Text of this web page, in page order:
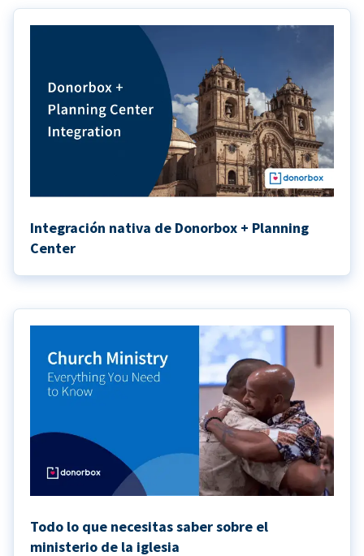
Integración nativa de Donorbox + Planning
Center
Todo lo que necesitas saber sobre el
ministerio de la iglesia